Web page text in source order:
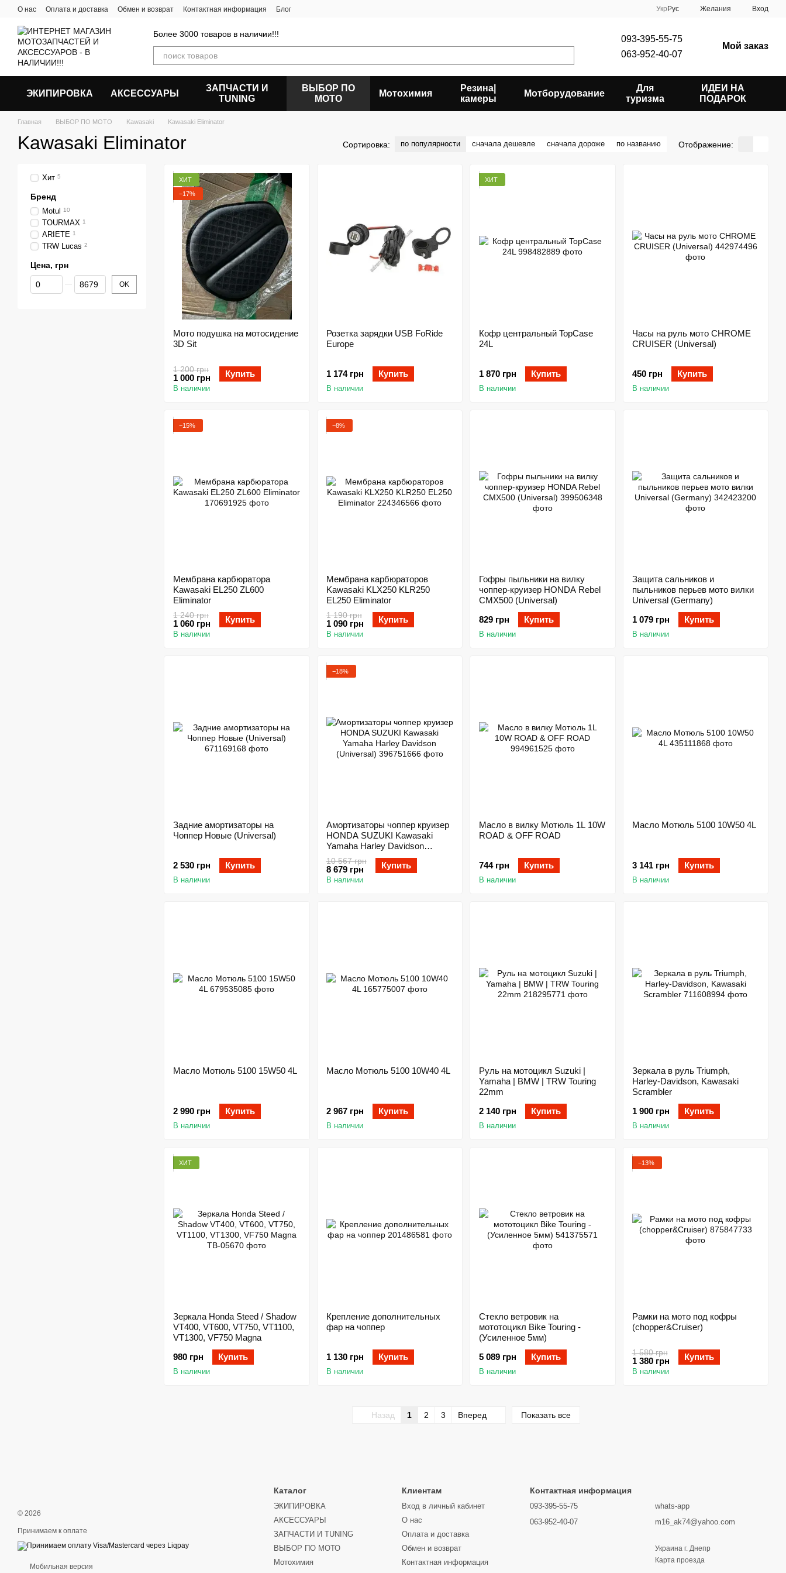
Перейти к основному контенту
О нас Оплата и доставка Обмен и возврат Контактная информация Блог Укр Рус Желания Вход
Более 3000 товаров в наличии!!!
093-395-55-75
063-952-40-07
Мой заказ
ЭКИПИРОВКА АКСЕССУАРЫ
ЗАПЧАСТИ И
ТUNING
ВЫБОР ПО
МОТО
Мотохимия
Резина|
камеры
Мотборудование
Для
туризма
ИДЕИ НА
ПОДАРОК
Главная ВЫБОР ПО МОТО Kawasaki Kawasaki Eliminator
Kawasaki Eliminator Сортировка: по популярности сначала дешевле сначала дороже по названию Отображение:
ХИТ
−17%
Мото подушка на мотосидение
3D Sit
1 200 грн
1 000 грн Купить
В наличии
Розетка зарядки USB FoRide
Europe
1 174 грн Купить
В наличии
ХИТ
Кофр центральный TopCase
24L
1 870 грн Купить
В наличии
Часы на руль мото CHROME
CRUISER (Universal)
450 грн Купить
В наличии
−15%
Мембрана карбюратора
Kawasaki EL250 ZL600
Eliminator
1 240 грн
1 060 грн Купить
В наличии
−8%
Мембрана карбюраторов
Kawasaki KLX250 KLR250
EL250 Eliminator
1 190 грн
1 090 грн Купить
В наличии
Гофры пыльники на вилку
чоппер-круизер HONDA Rebel
CMX500 (Universal)
829 грн
Купить
В наличии
Защита сальников и
пыльников перьев мото вилки
Universal (Germany)
1 079 грн
Купить
В наличии
Задние амортизаторы на
Чоппер Новые (Universal)
2 530 грн Купить
В наличии
−18%
Амортизаторы чоппер круизер
HONDA SUZUKI Kawasaki
Yamaha Harley Davidson
(Universal)
10 567 грн
8 679 грн Купить
В наличии
Масло в вилку Мотюль 1L 10W
ROAD & OFF ROAD
744 грн Купить
В наличии
Масло Мотюль 5100 10W50 4L
3 141 грн Купить
В наличии
Масло Мотюль 5100 15W50 4L
2 990 грн Купить
В наличии
Масло Мотюль 5100 10W40 4L
2 967 грн Купить
В наличии
Руль на мотоцикл Suzuki |
Yamaha | BMW | TRW Touring
22mm
2 140 грн
Купить
В наличии
Зеркала в руль Triumph,
Harley-Davidson, Kawasaki
Scrambler
1 900 грн
Купить
В наличии
ХИТ
Зеркала Honda Steed / Shadow
VT400, VT600, VT750, VT1100,
VT1300, VF750 Magna
980 грн
Купить
В наличии
Крепление дополнительных
фар на чоппер
1 130 грн Купить
В наличии
Стекло ветровик на
мототоцикл Bike Touring -
(Усиленное 5мм)
5 089 грн
Купить
В наличии
−13%
Рамки на мото под кофры
(chopper&Cruiser)
1 580 грн
1 380 грн Купить
В наличии
Назад 1 2 3 Вперед Показать все
Хит 5
Бренд
Motul 10
TOURMAX 1
ARIETE 1
TRW Lucas 2
Цена, грн
От Цена, грн
До Цена, грн OK
© 2026
Принимаем к оплате
Мобильная версия
Каталог
ЭКИПИРОВКА
АКСЕССУАРЫ
ЗАПЧАСТИ И ТUNING
ВЫБОР ПО МОТО
Мотохимия
Клиентам
Вход в личный кабинет
О нас
Оплата и доставка
Обмен и возврат
Контактная информация
Контактная информация
093-395-55-75
063-952-40-07
whats-app
m16_ak74@yahoo.com
Украина г. Днепр
Карта проезда